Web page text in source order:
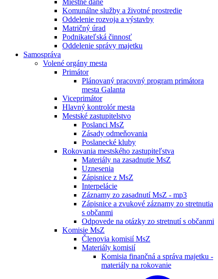
Miestne dane
Komunálne služby a životné prostredie
Oddelenie rozvoja a výstavby
Matričný úrad
Podnikateľská činnosť
Oddelenie správy majetku
Samospráva
Volené orgány mesta
Primátor
Plánovaný pracovný program primátora
mesta Galanta
Viceprimátor
Hlavný kontrolór mesta
Mestské zastupitelstvo
Poslanci MsZ
Zásady odmeňovania
Poslanecké kluby
Rokovania mestského zastupiteľstva
Materiály na zasadnutie MsZ
Uznesenia
Zápisnice z MsZ
Interpelácie
Záznamy zo zasadnutí MsZ - mp3
Zápisnice a zvukové záznamy zo stretnutia
s občanmi
Odpovede na otázky zo stretnutí s občanmi
Komisie MsZ
Členovia komisií MsZ
Materiály komisií
Komisia finančná a správa majetku -
materiály na rokovanie